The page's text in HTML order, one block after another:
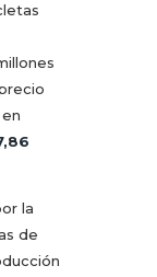
la
de